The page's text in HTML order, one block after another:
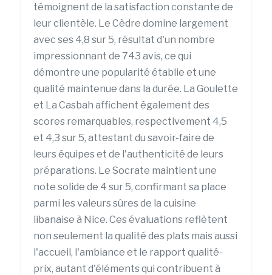
témoignent de la satisfaction constante de
leur clientèle. Le Cèdre domine largement
avec ses 4,8 sur 5, résultat d'un nombre
impressionnant de 743 avis, ce qui
démontre une popularité établie et une
qualité maintenue dans la durée. La Goulette
et La Casbah affichent également des
scores remarquables, respectivement 4,5
et 4,3 sur 5, attestant du savoir-faire de
leurs équipes et de l'authenticité de leurs
préparations. Le Socrate maintient une
note solide de 4 sur 5, confirmant sa place
parmi les valeurs sûres de la cuisine
libanaise à Nice. Ces évaluations reflètent
non seulement la qualité des plats mais aussi
l'accueil, l'ambiance et le rapport qualité-
prix, autant d'éléments qui contribuent à